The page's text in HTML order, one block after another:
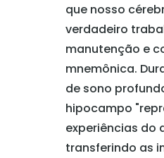
que nosso
verdadeiro
manutenção e
mnemônica.
de sono
hipocampo
experiências do
transferindo as